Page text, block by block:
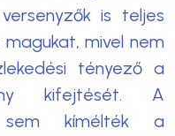
is teljes
mivel nem
tényező a
kifejtését. A
sem kímélték a